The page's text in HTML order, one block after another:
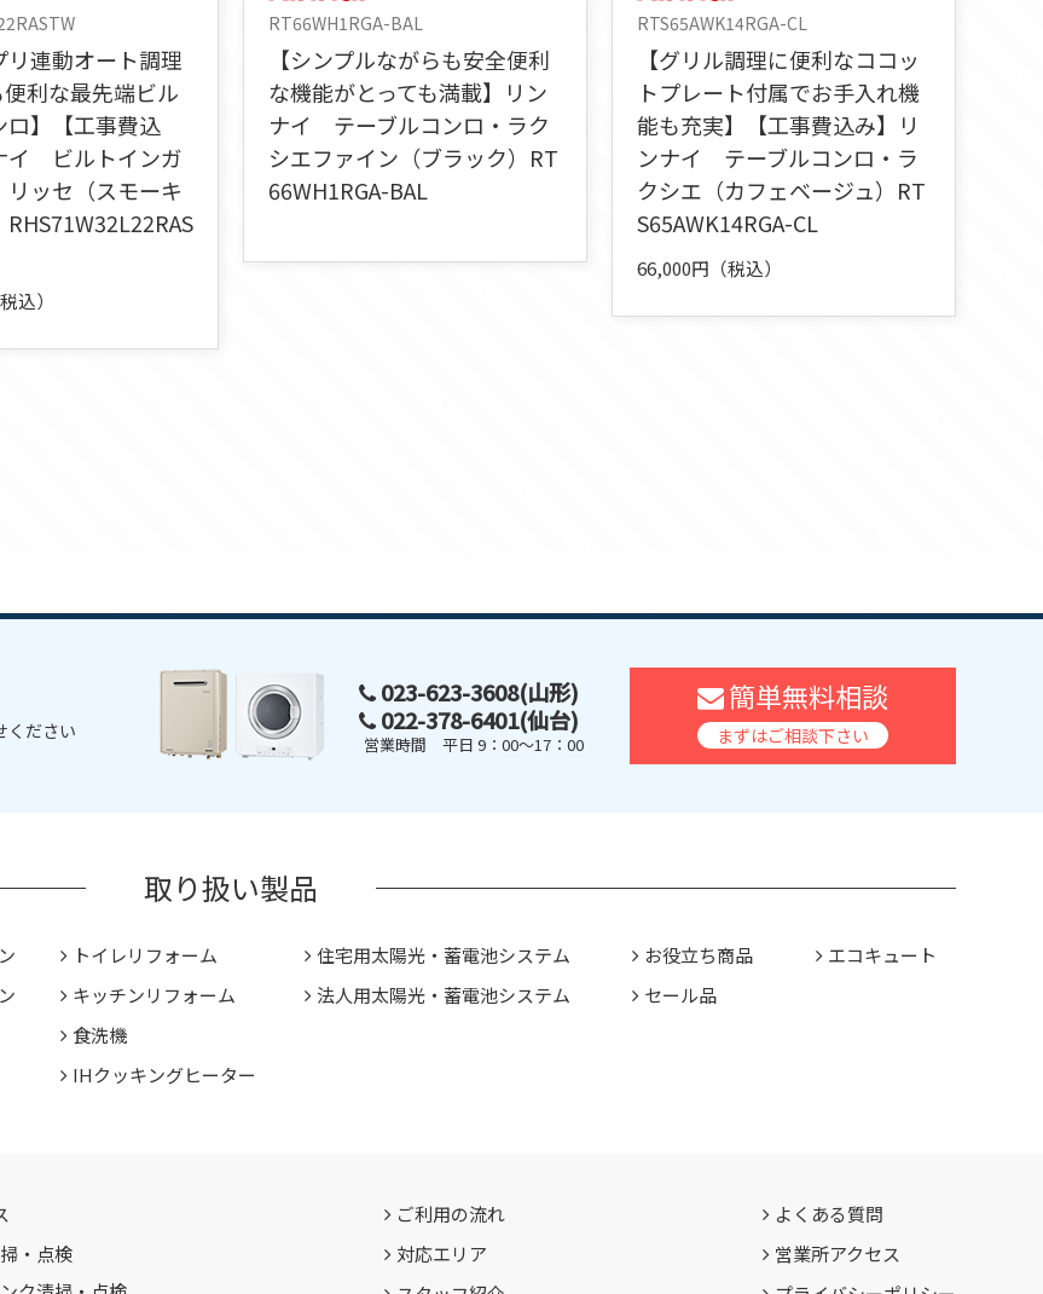
リ連動オート調理
利な最先端ビル
ロ】【工事費込
イ ビルトインガ
リッセ（スモーキ
込）
RT66WH1RGA-BAL
【シンプルながらも安全便利
な機能がとっても満載】リン
ナイ テーブルコンロ・ラク
シエファイン（ブラック）RT
66WH1RGA-BAL
RTS65AWK14RGA-CL
【グリル調理に便利なココッ
トプレート付属でお手入れ機
能も充実】【工事費込み】リ
ンナイ テーブルコンロ・ラ
クシエ（カフェベージュ）RT
S65AWK14RGA-CL
66,000円（税込）
ください
023-623-3608(山形)
022-378-6401(仙台)
営業時間 平日 9：00～17：00
簡単無料相談
まずはご相談下さい
取り扱い製品
トイレリフォーム
キッチンリフォーム
食洗機
IHクッキングヒーター
住宅用太陽光・蓄電池システム
法人用太陽光・蓄電池システム
お役立ち商品
セール品
エコキュート
・点検
ご利用の流れ
対応エリア
よくある質問
営業所アクセス